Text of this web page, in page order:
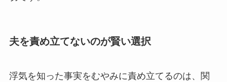
夫を責め立てないのが賢い選択
浮気を知った事実をむやみに責め立てるのは、関